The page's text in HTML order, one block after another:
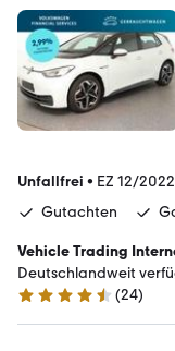
Unfallfrei • EZ 12/2022
Gutachten
Vehicle Trading
Deutschlandweit
4.4 Sterne
(24)